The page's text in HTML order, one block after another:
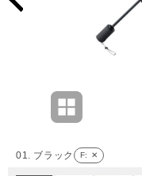
01. ブラック F: ✕